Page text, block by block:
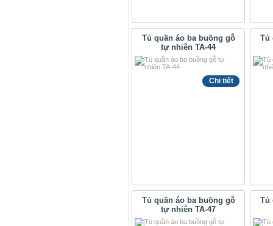
Tủ quần áo ba buồng gỗ
tự nhiên TA-44
Chi tiết
Tủ
Tủ quần áo ba buồng gỗ
tự nhiên TA-47
Tủ